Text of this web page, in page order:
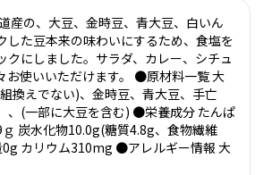
産の、大豆、金時豆、青大豆、白いん
した豆本来の味わいにするため、食塩を
クにしました。サラダ、カレー、シチュ
お使いいただけます。 ●原材料一覧 大
換えでない)、金時豆、青大豆、手亡
、(一部に大豆を含む) ●栄養成分 たんぱ
ｇ 炭水化物10.0g(糖質4.8g、食物繊維
カリウム310mg ●アレルギー情報 大